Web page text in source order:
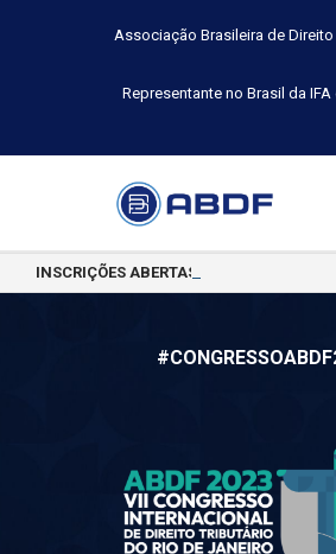
Associação Brasileira de
Representante no Brasil da IFA
INSCRIÇÕES ABERTAS PARA A TURMA